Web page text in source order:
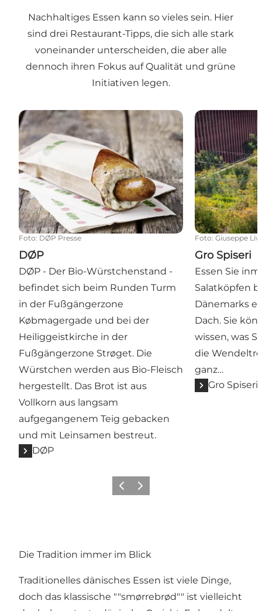
Nachhaltiges Essen kann so vieles sein. Hier
sind drei Restaurant-Tipps, die sich alle stark
voneinander unterscheiden, die aber alle
dennoch ihren Fokus auf Qualität und grüne
Initiativen legen.
DØP
Foto: DØP Presse
DØP
DØP - Der Bio-Würstchenstand -
befindet sich beim Runden Turm
in der Fußgängerzone
Købmagergade und bei der
Heiliggeistkirche in der
Fußgängerzone Strøget. Die
Würstchen werden aus Bio-Fleisch
hergestellt. Das Brot ist aus
Vollkorn aus langsam
aufgegangenem Teig gebacken
und mit Leinsamen bestreut.
DØP
Gro Spiseri
Foto: Giuseppe
Gro Spiseri
Essen Sie
Salatköpfen
Dänemarks
Dach. Sie
wissen, was
die
ganz…
Gro Spiseri
ZurückWeiter
Die Tradition immer im Blick
Traditionelles dänisches Essen ist viele Dinge,
doch das klassische ""smørrebrød"" ist vielleicht